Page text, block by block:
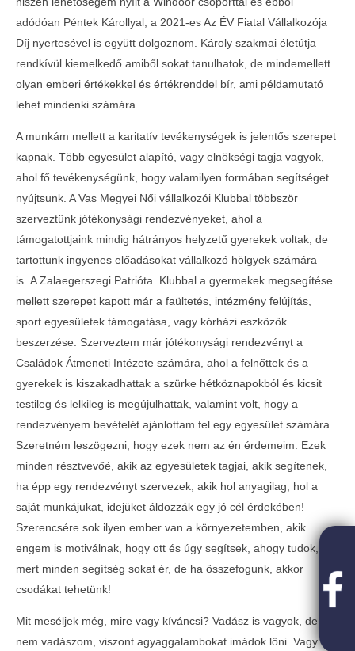
adódóan Péntek Károllyal, a 2021-es Az ÉV Fiatal Vállalkozója
Díj nyertesével is együtt dolgoznom. Károly szakmai életútja
rendkívül kiemelkedő amiből sokat tanulhatok, de mindemellett
olyan emberi értékekkel és értékrenddel bír, ami példamutató
lehet mindenki számára.
A munkám mellett a karitatív tevékenységek is jelentős szerepet
kapnak. Több egyesület alapító, vagy elnökségi tagja vagyok,
ahol fő tevékenységünk, hogy valamilyen formában segítséget
nyújtsunk. A Vas Megyei Női vállalkozói Klubbal többször
szerveztünk jótékonysági rendezvényeket, ahol a
támogatottjaink mindig hátrányos helyzetű gyerekek voltak, de
tartottunk ingyenes előadásokat vállalkozó hölgyek számára
is. A Zalaegerszegi Patrióta Klubbal a gyermekek megsegítése
mellett szerepet kapott már a faültetés, intézmény felújítás,
sport egyesületek támogatása, vagy kórházi eszközök
beszerzése. Szerveztem már jótékonysági rendezvényt a
Családok Átmeneti Intézete számára, ahol a felnőttek és a
gyerekek is kiszakadhattak a szürke hétköznapokból és kicsit
testileg és lelkileg is megújulhattak, valamint volt, hogy a
rendezvényem bevételét ajánlottam fel egy egyesület számára.
Szeretném leszögezni, hogy ezek nem az én érdemeim. Ezek
minden résztvevőé, akik az egyesületek tagjai, akik segítenek,
ha épp egy rendezvényt szervezek, akik hol anyagilag, hol a
saját munkájukat, idejüket áldozzák egy jó cél érdekében!
Szerencsére sok ilyen ember van a környezetemben, akik
engem is motiválnak, hogy ott és úgy segítsek, ahogy tudok,
mert minden segítség sokat ér, de ha összefogunk, akkor
csodákat tehetünk!
Mit meséljek még, mire vagy kíváncsi? Vadász is vagyok, de
nem vadászom, viszont agyaggalambokat imádok lőni. Vagy